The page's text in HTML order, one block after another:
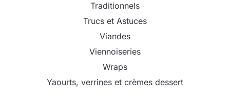
Traditionnels
Trucs et Astuces
Viandes
Viennoiseries
Wraps
Yaourts, verrines et crèmes dessert